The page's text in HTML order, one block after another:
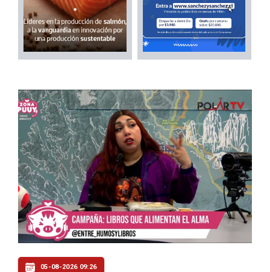
05-08-2026 09:26